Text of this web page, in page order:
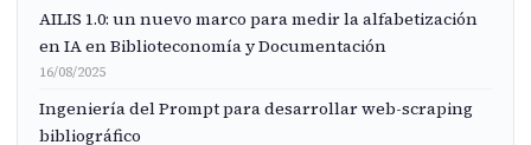
AILIS 1.0: un nuevo marco para medir la alfabetización
en IA en Biblioteconomía y Documentación
16/08/2025
Ingeniería del Prompt para desarrollar web-scraping
bibliográfico